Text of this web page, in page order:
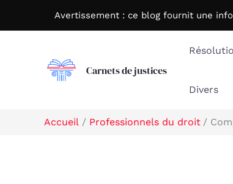
Avertissement : ce blog fournit une
Carnets de justices
Divers
Accueil Professionnels du droit